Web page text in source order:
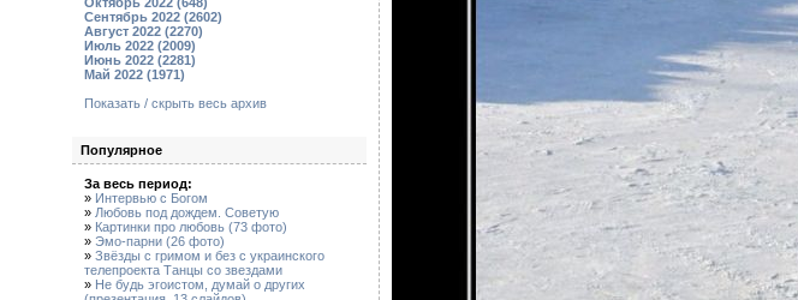
Сентябрь 2022 (2602)
Август 2022 (2270)
Июль 2022 (2009)
Июнь 2022 (2281)
Май 2022 (1971)
Показать / скрыть весь архив
Популярное
За весь период:
» Интервью с Богом
» Любовь под дождем. Советую
» Картинки про любовь (73 фото)
» Эмо-парни (26 фото)
» Звёзды с гримом и без с украинского
телепроекта Танцы со звездами
» Не будь эгоистом, думай о других